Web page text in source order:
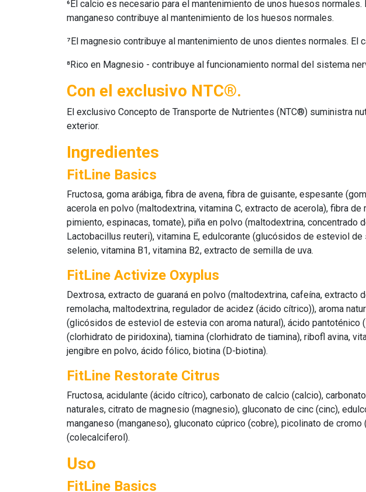
⁶El calcio es necesario para el mantenimiento de unos huesos
manganeso contribuye al mantenimiento de los huesos normales.
⁷El magnesio contribuye al mantenimiento de unos dientes normales.
⁸Rico en Magnesio - contribuye al funcionamiento normal del sistema
Con el exclusivo NTC®.
El exclusivo Concepto de Transporte de Nutrientes (NTC®) suministra
exterior.
Ingredientes
FitLine Basics
Fructosa, goma arábiga, fibra de avena, fibra de guisante, espesante
acerola en polvo (maltodextrina, vitamina C, extracto de acerola), fibra
pimiento, espinacas, tomate), piña en polvo (maltodextrina,
Lactobacillus reuteri), vitamina E, edulcorante (glucósidos de esteviol
selenio, vitamina B1, vitamina B2, extracto de semilla de uva.
FitLine Activize Oxyplus
Dextrosa, extracto de guaraná en polvo (maltodextrina, cafeína,
remolacha, maltodextrina, regulador de acidez (ácido cítrico)), aroma
(glicósidos de esteviol de estevia con aroma natural), ácido
(clorhidrato de piridoxina), tiamina (clorhidrato de tiamina), ribofl avina,
jengibre en polvo, ácido fólico, biotina (D-biotina).
FitLine Restorate Citrus
Fructosa, acidulante (ácido cítrico), carbonato de calcio (calcio),
naturales, citrato de magnesio (magnesio), gluconato de cinc (cinc),
manganeso (manganeso), gluconato cúprico (cobre), picolinato de
(colecalciferol).
Uso
FitLine Basics